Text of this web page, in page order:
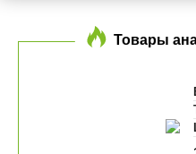
Товары